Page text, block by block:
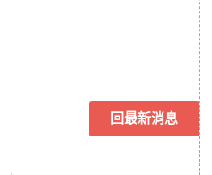
回最新消息